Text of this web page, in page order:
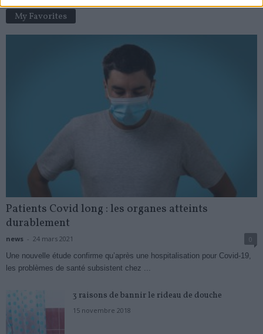
My Favorites
Patients Covid long : les organes atteints
durablement
news - 24 mars 2021
0
Une nouvelle étude confirme qu’après une hospitalisation pour Covid-19,
les problèmes de santé subsistent chez ...
3 raisons de bannir le rideau de douche
15 novembre 2018